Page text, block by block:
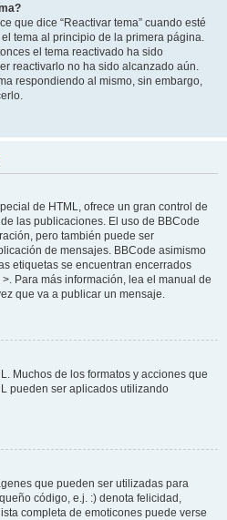
que dice “Reactivar tema” cuando esté
tema al principio de la primera página.
el tema reactivado ha sido
reactivarlo no ha sido alcanzado aún.
respondiendo al mismo, sin embargo,
de HTML, ofrece un gran control de
las publicaciones. El uso de BBCode
pero también puede ser
de mensajes. BBCode asimismo
etiquetas se encuentran encerrados
Para más información, lea el manual de
que va a publicar un mensaje.
Muchos de los formatos y acciones que
pueden ser aplicados utilizando
que pueden ser utilizadas para
código, e.j. :) denota felicidad,
completa de emoticones puede verse